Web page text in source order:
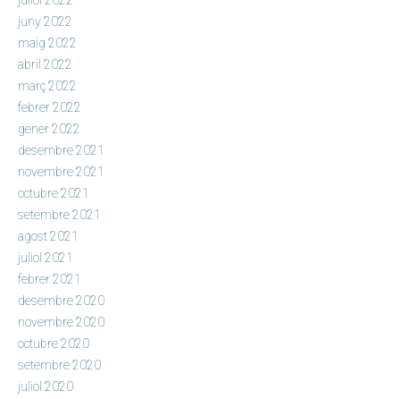
juny 2022
maig 2022
abril 2022
març 2022
febrer 2022
gener 2022
desembre 2021
novembre 2021
octubre 2021
setembre 2021
agost 2021
juliol 2021
febrer 2021
desembre 2020
novembre 2020
octubre 2020
setembre 2020
juliol 2020